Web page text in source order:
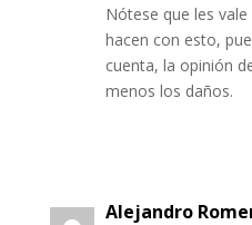
Nótese que les
hacen con esto,
cuenta, la opinión
menos los daños.
Alejandro